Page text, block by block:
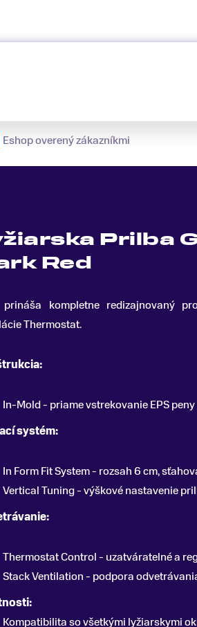
Eshop overený zákazníkmi
Prilba
Red
prináša kompletne redizajnovaný
Thermostat.
In-Mold - priame vstrekovanie EPS
systém:
In Form Fit System - rozsah 6 cm,
Vertical Tuning - výškové nastavenie
Thermostat Control - uzatváratelné a
Stack Ventilation - podpora
Kompatibilita so všetkými lyžiarskymi